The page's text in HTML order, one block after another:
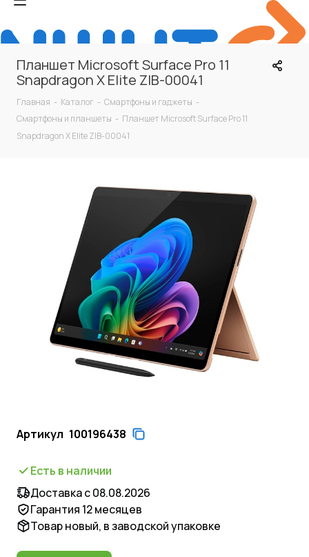
Планшет Microsoft Surface Pro 11
Snapdragon X Elite ZIB-00041
Главная - Каталог - Смартфоны и гаджеты -
Смартфоны и планшеты - Планшет Microsoft Surface Pro 11
Snapdragon X Elite ZIB-00041
Артикул 100196438
Есть в наличии
Доставка с 08.08.2026
Гарантия 12 месяцев
Товар новый, в заводской упаковке